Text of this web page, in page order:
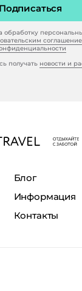
Подписаться
обработку
получать новости и
Блог
Информация
Контакты